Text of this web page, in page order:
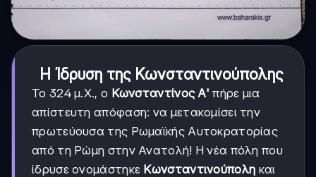
Η Ίδρυση της Κωνσταντινούπολης
Το 324 μ.Χ., ο Κωνσταντίνος Α' πήρε μια
απίστευτη απόφαση: να μετακομίσει την
πρωτεύουσα της Ρωμαϊκής Αυτοκρατορίας
από τη Ρώμη στην Ανατολή! Η νέα πόλη που
ίδρυσε ονομάστηκε Κωνσταντινούπολη και